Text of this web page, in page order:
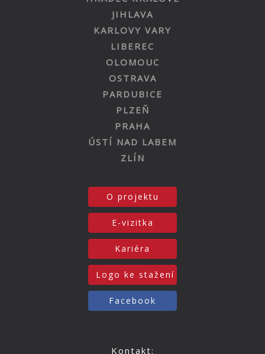
JIHLAVA
KARLOVY VARY
LIBEREC
OLOMOUC
OSTRAVA
PARDUBICE
PLZEŇ
PRAHA
ÚSTÍ NAD LABEM
ZLÍN
O projektu
E-vizitka
Kariéra
Logo ke stažení
Facebook
Kontakt: